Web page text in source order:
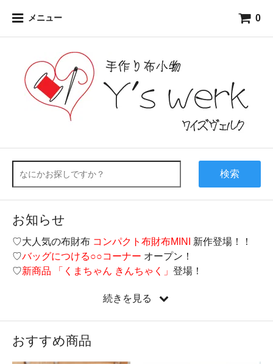
メニュー 0
検索
お知らせ
♡大人気の布財布 コンパクト布財布MINI 新作登場！！
♡バッグにつける○○コーナー オープン！
♡新商品 「くまちゃん きんちゃく」 登場！
♡遂に来ました！LIBERTY全品半額SALE実施中
続きを見る
おすすめ商品